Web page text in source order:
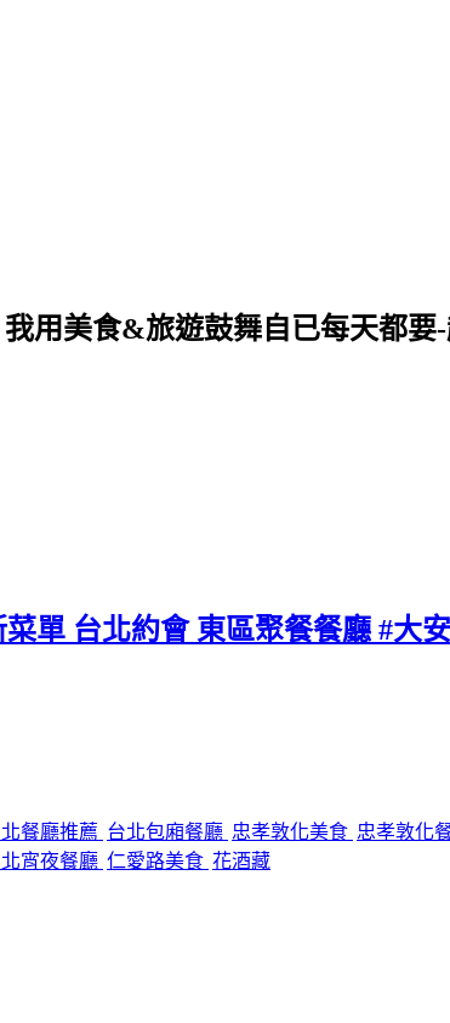
用美食&旅遊鼓舞自已每天都要-
單 台北約會 東區聚餐餐廳 #大
餐廳推薦 台北包廂餐廳 忠孝敦化美食 忠孝敦化
宵夜餐廳 仁愛路美食 花酒藏